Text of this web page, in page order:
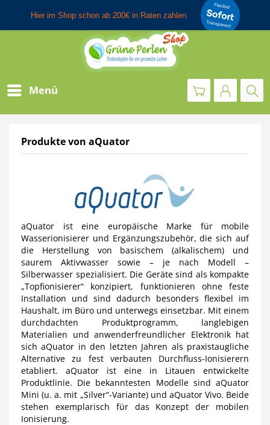
Menü
Produkte von aQuator
aQuator ist eine europäische Marke für mobile
Wasserionisierer und Ergänzungszubehör, die sich auf
die Herstellung von basischem (alkalischem) und
saurem Aktivwasser sowie – je nach Modell –
Silberwasser spezialisiert. Die Geräte sind als kompakte
„Topfionisierer“ konzipiert, funktionieren ohne feste
Installation und sind dadurch besonders flexibel im
Haushalt, im Büro und unterwegs einsetzbar. Mit einem
durchdachten Produktprogramm, langlebigen
Materialien und anwenderfreundlicher Elektronik hat
sich aQuator in den letzten Jahren als praxistaugliche
Alternative zu fest verbauten Durchfluss-Ionisierern
etabliert. aQuator ist eine in Litauen entwickelte
Produktlinie. Die bekanntesten Modelle sind aQuator
Mini (u. a. mit „Silver“-Variante) und aQuator Vivo. Beide
stehen exemplarisch für das Konzept der mobilen
Ionisierung.